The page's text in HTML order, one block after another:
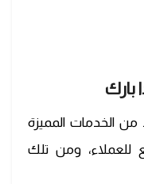
بارك
من الخدمات المميزة
للعملاء، ومن تلك